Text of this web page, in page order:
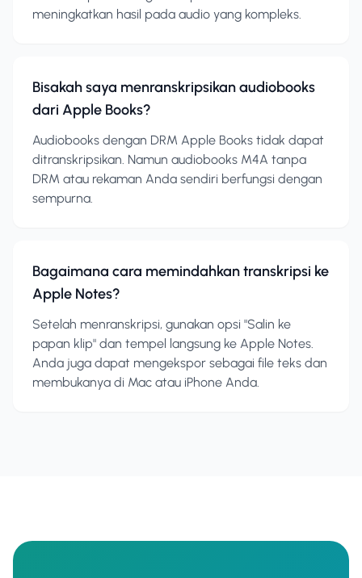
meningkatkan hasil pada audio yang kompleks.
Bisakah saya menranskripsikan audiobooks
dari Apple Books?
Audiobooks dengan DRM Apple Books tidak dapat
ditranskripsikan. Namun audiobooks M4A tanpa
DRM atau rekaman Anda sendiri berfungsi dengan
sempurna.
Bagaimana cara memindahkan transkripsi ke
Apple Notes?
Setelah menranskripsi, gunakan opsi "Salin ke
papan klip" dan tempel langsung ke Apple Notes.
Anda juga dapat mengekspor sebagai file teks dan
membukanya di Mac atau iPhone Anda.